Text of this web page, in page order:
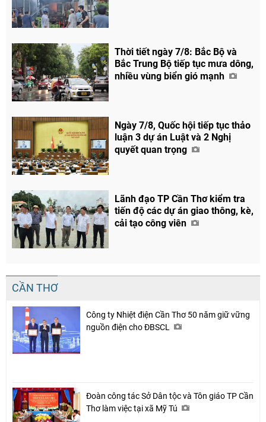
Thời tiết ngày 7/8: Bắc Bộ và
Bắc Trung Bộ tiếp tục mưa dông,
nhiều vùng biển gió mạnh
Ngày 7/8, Quốc hội tiếp tục thảo
luận 3 dự án Luật và 2 Nghị
quyết quan trọng
Lãnh đạo TP Cần Thơ kiểm tra
tiến độ các dự án giao thông, kè,
cải tạo công viên
CẦN THƠ
Công ty Nhiệt điện Cần Thơ 50 năm giữ vững
nguồn điện cho ĐBSCL
Đoàn công tác Sở Dân tộc và Tôn giáo TP Cần
Thơ làm việc tại xã Mỹ Tú